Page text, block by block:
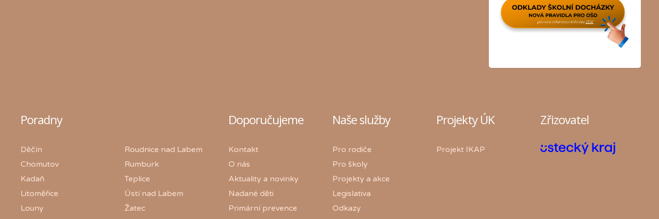
Poradny
Děčín
Chomutov
Kadaň
Litoměřice
Louny
Roudnice nad Labem
Rumburk
Teplice
Ústí nad Labem
Žatec
Doporučujeme
Kontakt
O nás
Aktuality a novinky
Nadané děti
Primární prevence
Naše služby
Pro rodiče
Pro školy
Projekty a akce
Legislativa
Odkazy
Projekty ÚK
Projekt IKAP
Zřizovatel